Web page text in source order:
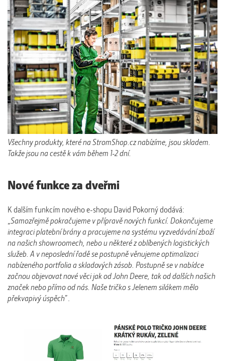
Všechny produkty, které na StromShop.cz nabízíme, jsou skladem.
Takže jsou na cestě k vám během 1-2 dní.
Nové funkce za dveřmi
K dalším funkcím nového e-shopu David Pokorný dodává:
„Samozřejmě pokračujeme v přípravě nových funkcí. Dokončujeme
integraci platební brány a pracujeme na systému vyzvedávání zboží
na našich showroomech, nebo u některé z oblíbených logistických
služeb. A v neposlední řadě se postupně věnujeme optimalizaci
nabízeného portfolia a skladových zásob. Postupně se v nabídce
začnou objevovat nové věci jak od John Deere, tak od dalších našich
značek nebo přímo od nás. Naše tričko s Jelenem silákem mělo
překvapivý úspěch”.